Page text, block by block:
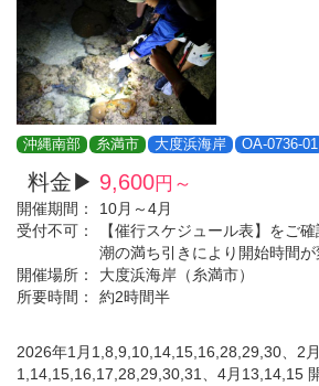
沖縄南部 糸満市 大度浜海岸 OA-0736-01
料金▶ 9,600円～
開催期間：
10月～4月
受付不可：
【催行スケジュール表】をご確
潮の満ち引きにより開始時間が
開催場所：
大度浜海岸（糸満市）
所要時間：
約2時間半
2026年1月1,8,9,10,14,15,16,28,29,30、2
1,14,15,16,17,28,29,30,31、4月13,14,15